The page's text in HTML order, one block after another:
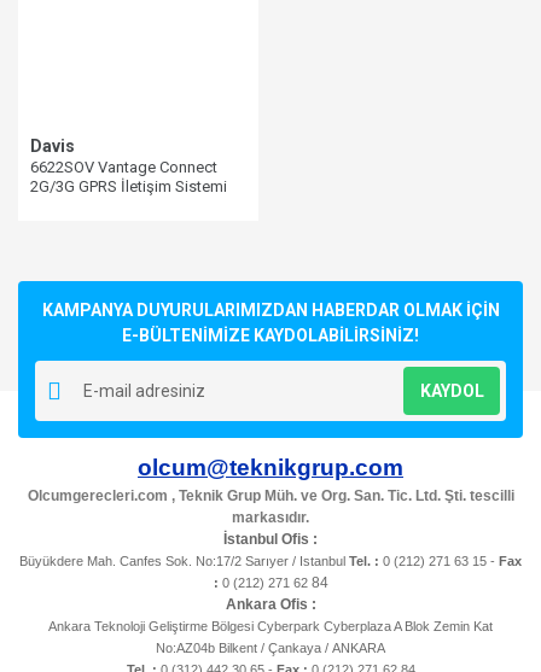
Davis
6622SOV Vantage Connect
2G/3G GPRS İletişim Sistemi
KAMPANYA DUYURULARIMIZDAN HABERDAR OLMAK İÇİN
E-BÜLTENİMİZE KAYDOLABİLİRSİNİZ!
KAYDOL
olcum@teknikgrup.com
Olcumgerecleri.com , Teknik Grup Müh. ve Org. San. Tic. Ltd. Şti. tescilli
markasıdır.
İstanbul Ofis :
Büyükdere Mah. Canfes Sok. No:17/2 Sarıyer / Istanbul Tel. : 0 (212) 271 63 15 - Fax
: 0 (212) 271 6284
Ankara Ofis :
Ankara Teknoloji Geliştirme Bölgesi Cyberpark Cyberplaza A Blok Zemin Kat
No:AZ04b Bilkent / Çankaya / ANKARA